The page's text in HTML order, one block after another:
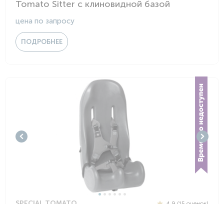
Tomato Sitter c клиновидной базой
цена по запросу
ПОДРОБНЕЕ